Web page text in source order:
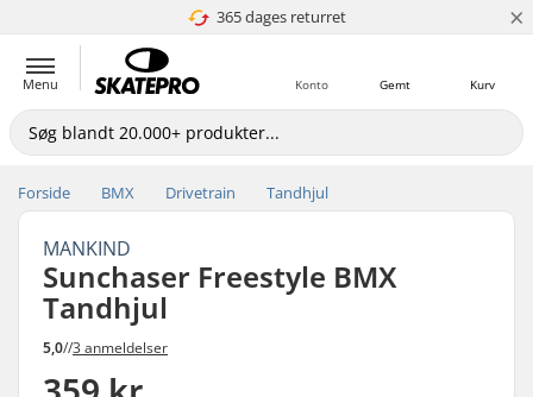
365 dages returret
4.8 ud af 5 ×
Menu Kurv
Gemt
Konto
Forside BMX Drivetrain Tandhjul
MANKIND
Sunchaser Freestyle BMX
Tandhjul
5,0//3 anmeldelser